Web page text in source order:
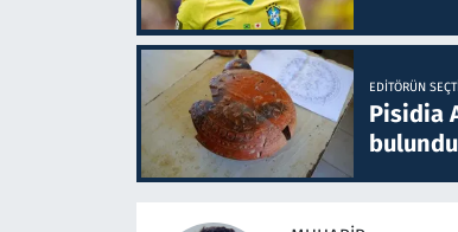
EDITÖRÜN
Pisidia
bulundu